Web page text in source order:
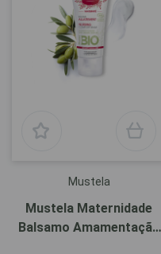
Mustela
Mustela Maternidade
Balsamo Amamentação